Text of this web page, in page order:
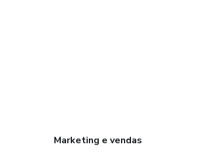
Marketing e vendas